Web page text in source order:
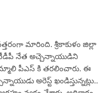
మారింది. శ్రీకాకుళం జిల్లా
నేత అచ్చెన్నాయుడిని
పీఎస్ కి తరలించారు. ఈ
అరెస్ట్ ఖండిస్తున్నట్లు..